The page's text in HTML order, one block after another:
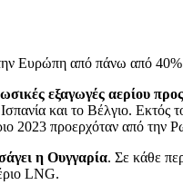
Ευρώπη από πάνω από
εξαγωγές αερίου
και το Βέλγιο. Εκτός
2023 προερχόταν από την
η Ουγγαρία. Σε κάθε
LNG.